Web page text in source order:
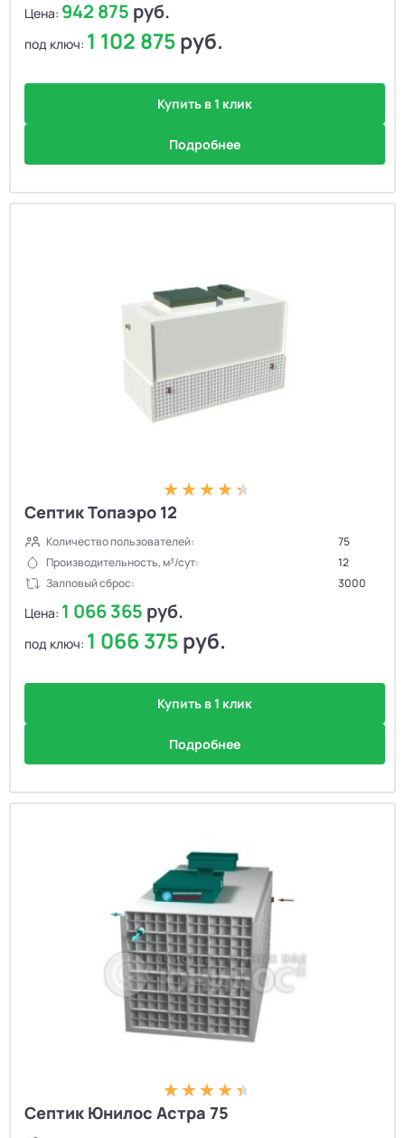
Цена: 942 875 руб.
под ключ: 1 102 875руб.
Купить в 1 клик
Подробнее
Септик Топаэро 12
Количество пользователей:
75
Производительность, м³/сут:
12
Залповый сброс:
3000
Цена: 1 066 365 руб.
под ключ: 1 066 375руб.
Купить в 1 клик
Подробнее
Септик Юнилос Астра 75